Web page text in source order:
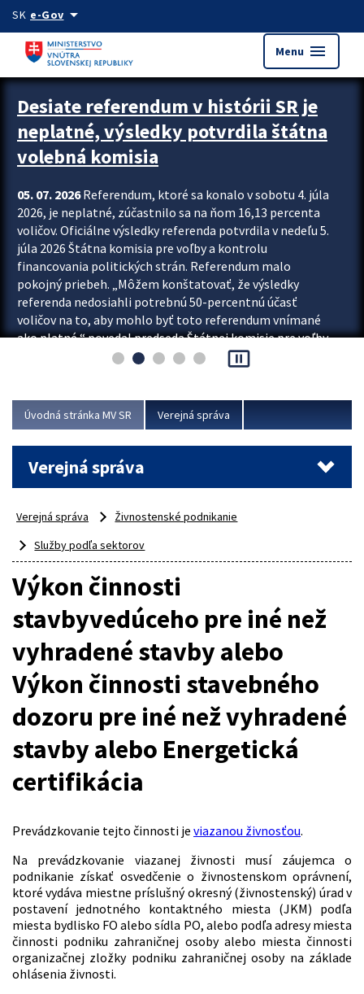
Preskocit na hlavný obsah
SK e-Govarrow_drop_down
Menu menu
Zastavit automatický posun upútavok
Desiate referendum v histórii SR je
neplatné, výsledky potvrdila štátna
volebná komisia
05. 07. 2026Referendum, ktoré sa konalo v sobotu 4. júla
2026, je neplatné, zúčastnilo sa na ňom 16,13 percenta
voličov. Oficiálne výsledky referenda potvrdila v nedeľu 5.
júla 2026 Štátna komisia pre voľby a kontrolu
financovania politických strán. Referendum malo
pokojný priebeh. „Môžem konštatovať, že výsledky
referenda nedosiahli potrebnú 50-percentnú účasť
voličov na to, aby mohlo byť toto referendum vnímané
ako platné,“ povedal predseda Štátnej komisie pre voľby
a kontrolu financovania politických...
pause_presentation
Úvodná stránka MV SR Verejná správa
Verejná správa
Verejná správa
Živnostenské podnikanie
Služby podľa sektorov
Výkon činnosti
stavbyvedúceho pre iné než
vyhradené stavby alebo
Výkon činnosti stavebného
dozoru pre iné než vyhradené
stavby alebo Energetická
certifikácia
Prevádzkovanie tejto činnosti je viazanou živnosťou.
Na prevádzkovanie viazanej živnosti musí záujemca o
podnikanie získať osvedčenie o živnostenskom oprávnení,
ktoré vydáva miestne príslušný okresný (živnostenský) úrad v
postavení jednotného kontaktného miesta (JKM) podľa
miesta bydlisko FO alebo sídla PO, alebo podľa adresy miesta
činnosti podniku zahraničnej osoby alebo miesta činnosti
organizačnej zložky podniku zahraničnej osoby na základe
ohlásenia živnosti.